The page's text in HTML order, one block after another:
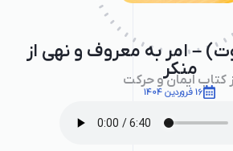
– امر به معروف و نهی از
منکر
کتاب ایمان و حرکت
16 فروردین 1404